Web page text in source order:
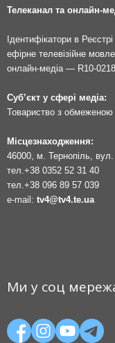
Телеканал та онлайн-
Ідентифікатори в
ефірне телевізійне
онлайн-медіа — R10-
Суб’єкт у сфері медіа:
Товариство з обмеженою
Місцезнаходження:
46000, м. Тернопіль,
тел. +38 0352 52 31 40
тел. +38 096 89 57 039
e-mail: tv4@tv4.te.ua
Ми у соц